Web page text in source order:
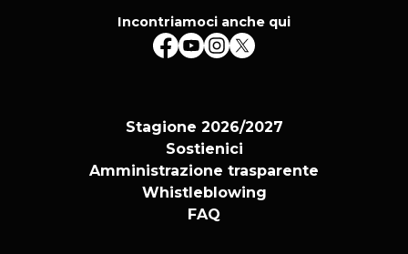
Incontriamoci anche qui
Stagione 2026/2027
Sostienici
Amministrazione trasparente
Whistleblowing
FAQ